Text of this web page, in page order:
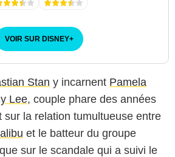
VOIR SUR DISNEY+
Stan y incarnent Pamela
Lee, couple phare des années
sur la relation tumultueuse entre
et le batteur du groupe
sur le scandale qui a suivi le